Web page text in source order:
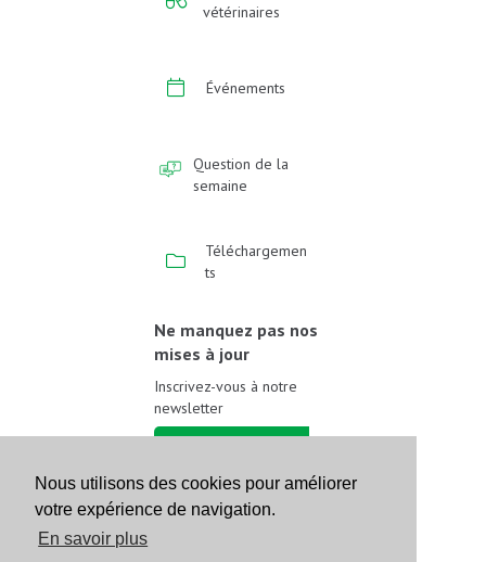
Nous utilisons des cookies pour améliorer
votre expérience de navigation.
En savoir plus
vétérinaires
Événements
Question de la
semaine
Téléchargemen
ts
Ne manquez pas nos
mises à jour
Inscrivez-vous à notre
newsletter
Suivez-nous sur les